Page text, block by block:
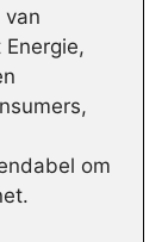
om